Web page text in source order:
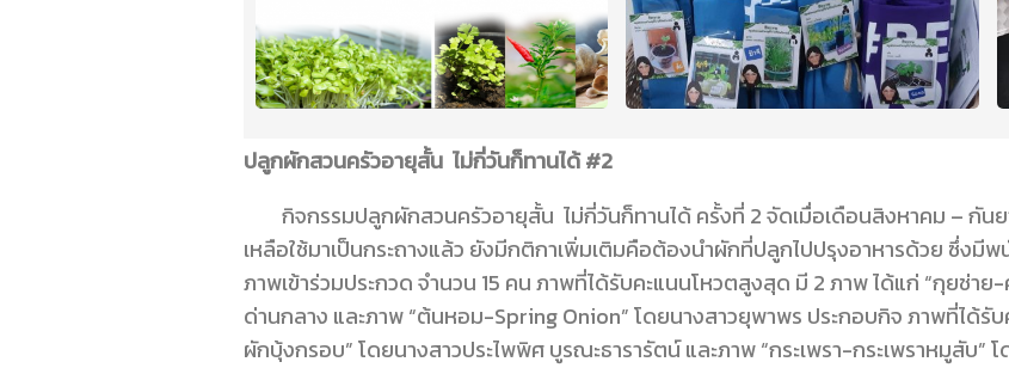
ปลูกผักสวนครัวอายุสั้น ไม่กี่วันก็ทานได้ #2
กิจกรรมปลูกผักสวนครัวอายุสั้น ไม่กี่วันก็ทานได้ ครั้งที่ 2 จัดเมื่อเดือนสิงหาคม – กัน
เหลือใช้มาเป็นกระถางแล้ว ยังมีกติกาเพิ่มเติมคือต้องนำผักที่ปลูกไปปรุงอาหารด้วย ซึ่ง
ภาพเข้าร่วมประกวด จำนวน 15 คน ภาพที่ได้รับคะแนนโหวตสูงสุด มี 2 ภาพ ได้แก่ “กุยช่า
ด่านกลาง และภาพ “ต้นหอม-Spring Onion” โดยนางสาวยุพาพร ประกอบกิจ ภาพที่ได้รั
ผักบุ้งกรอบ” โดยนางสาวประไพพิศ บูรณะธารารัตน์ และภาพ “กระเพรา-กระเพราหมูสับ